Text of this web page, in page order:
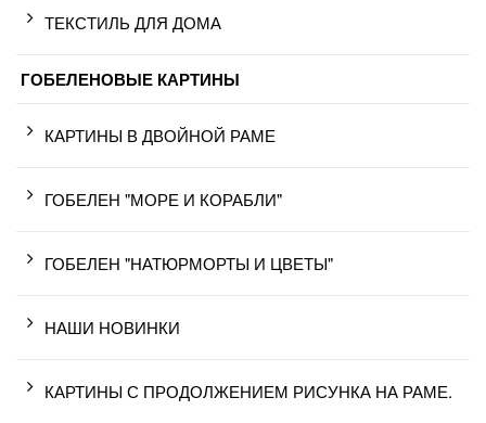
ТЕКСТИЛЬ ДЛЯ ДОМА
ГОБЕЛЕНОВЫЕ КАРТИНЫ
КАРТИНЫ В ДВОЙНОЙ РАМЕ
ГОБЕЛЕН "МОРЕ И КОРАБЛИ"
ГОБЕЛЕН "НАТЮРМОРТЫ И ЦВЕТЫ"
НАШИ НОВИНКИ
КАРТИНЫ С ПРОДОЛЖЕНИЕМ РИСУНКА НА РАМЕ.